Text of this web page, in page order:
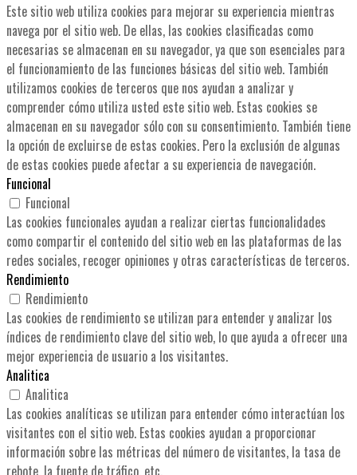
Este sitio web utiliza cookies para mejorar su experiencia mientras
navega por el sitio web. De ellas, las cookies clasificadas como
necesarias se almacenan en su navegador, ya que son esenciales para
el funcionamiento de las funciones básicas del sitio web. También
utilizamos cookies de terceros que nos ayudan a analizar y
comprender cómo utiliza usted este sitio web. Estas cookies se
almacenan en su navegador sólo con su consentimiento. También tiene
la opción de excluirse de estas cookies. Pero la exclusión de algunas
de estas cookies puede afectar a su experiencia de navegación.
Funcional
Funcional
Las cookies funcionales ayudan a realizar ciertas funcionalidades
como compartir el contenido del sitio web en las plataformas de las
redes sociales, recoger opiniones y otras características de terceros.
Rendimiento
Rendimiento
Las cookies de rendimiento se utilizan para entender y analizar los
índices de rendimiento clave del sitio web, lo que ayuda a ofrecer una
mejor experiencia de usuario a los visitantes.
Analitica
Analitica
Las cookies analíticas se utilizan para entender cómo interactúan los
visitantes con el sitio web. Estas cookies ayudan a proporcionar
información sobre las métricas del número de visitantes, la tasa de
rebote, la fuente de tráfico, etc.